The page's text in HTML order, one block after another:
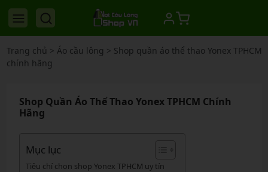
Trang chủ > Áo cầu lông > Shop quần áo thể thao Yonex TPHCM
chính hãng
Shop Quần Áo Thể Thao Yonex TPHCM Chính
Hãng
Mục lục
Tiêu chí chọn shop Yonex TPHCM uy tín